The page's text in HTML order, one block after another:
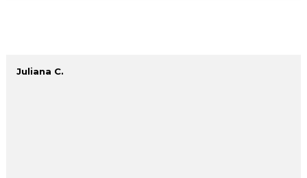
Juliana C.